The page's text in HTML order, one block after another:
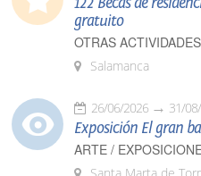
gratuito
OTRAS ACTIVIDADES
Salamanca
26/06/2026 31/
Exposición El gran
ARTE /